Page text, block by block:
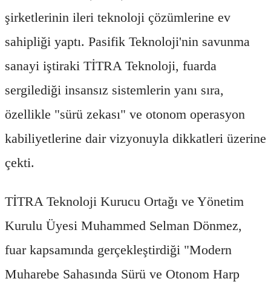
şirketlerinin ileri teknoloji çözümlerine ev
sahipliği yaptı. Pasifik Teknoloji'nin savunma
sanayi iştiraki TİTRA Teknoloji, fuarda
sergilediği insansız sistemlerin yanı sıra,
özellikle "sürü zekası" ve otonom operasyon
kabiliyetlerine dair vizyonuyla dikkatleri üzerine
çekti.
TİTRA Teknoloji Kurucu Ortağı ve Yönetim
Kurulu Üyesi Muhammed Selman Dönmez,
fuar kapsamında gerçekleştirdiği "Modern
Muharebe Sahasında Sürü ve Otonom Harp